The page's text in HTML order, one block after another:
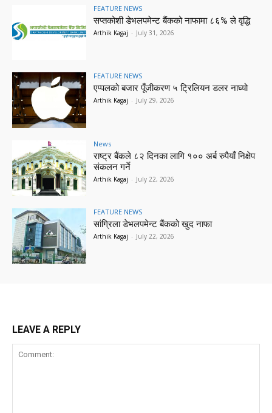
FEATURE NEWS
सप्तकोशी डेभलपमेन्ट बैंकको नाफामा ८६% ले वृद्धि
Arthik Kagaj - July 31, 2026
FEATURE NEWS
एप्पलको बजार पूँजीकरण ५ ट्रिलियन डलर नाघ्यो
Arthik Kagaj - July 29, 2026
News
राष्ट्र बैंकले ८२ दिनका लागि १०० अर्ब रुपैयाँ निक्षेप
संकलन गर्ने
Arthik Kagaj - July 22, 2026
FEATURE NEWS
सांग्रिला डेभलपमेन्ट बैंकको खुद नाफा
Arthik Kagaj - July 22, 2026
LEAVE A REPLY